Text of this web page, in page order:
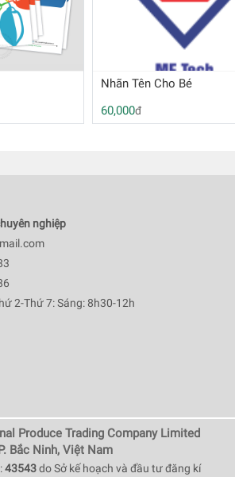
Nhãn Tên Cho Bé
60,000đ
nghiệp
2-Thứ 7: Sáng: 8h30-12h
Produce Trading Company Limited
Bắc Ninh, Việt Nam
43543do Sở kế hoạch và đầu tư đăng kí